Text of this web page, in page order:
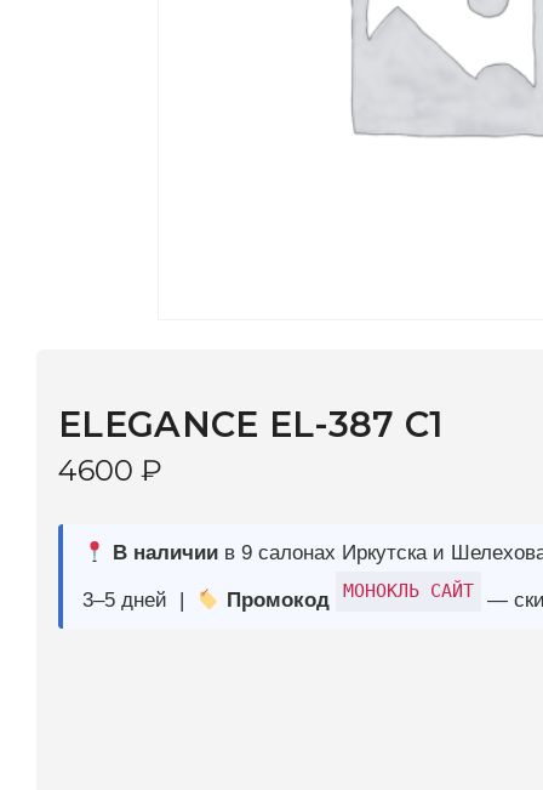
3–5 дней | Промокод — скидка 10%